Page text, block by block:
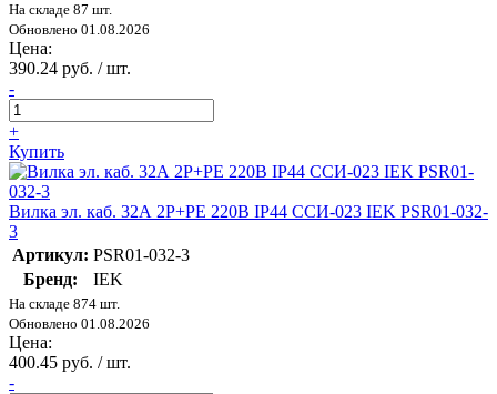
На складе 87 шт.
Обновлено 01.08.2026
Цена:
390.24 руб. / шт.
-
+
Купить
Вилка эл. каб. 32А 2P+PE 220В IP44 ССИ-023 IEK PSR01-032-
3
Артикул: PSR01-032-3
Бренд:
IEK
На складе 874 шт.
Обновлено 01.08.2026
Цена:
400.45 руб. / шт.
-